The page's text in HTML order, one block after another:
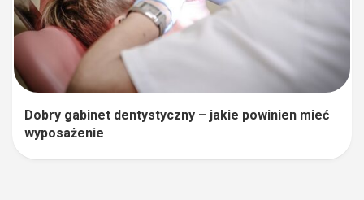
Dobry gabinet dentystyczny – jakie powinien mieć
wyposażenie